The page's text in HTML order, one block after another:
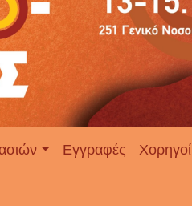
Εγγραφές Χορηγοί